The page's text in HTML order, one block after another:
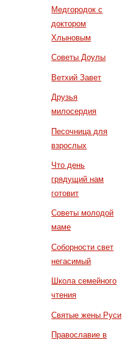
Медгородок с
доктором
Хлыновым
Советы Доулы
Ветхий Завет
Друзья
милосердия
Песочница для
взрослых
Что день
грядущий нам
готовит
Советы молодой
маме
Соборности свет
негасимый
Школа семейного
чтения
Святые жены Руси
Православие в